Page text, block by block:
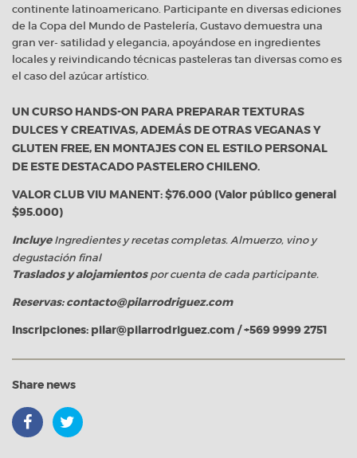
continente latinoamericano. Participante en diversas ediciones
de la Copa del Mundo de Pastelería, Gustavo demuestra una
gran ver- satilidad y elegancia, apoyándose en ingredientes
locales y reivindicando técnicas pasteleras tan diversas como es
el caso del azúcar artístico.
UN CURSO HANDS-ON PARA PREPARAR TEXTURAS
DULCES Y CREATIVAS, ADEMÁS DE OTRAS VEGANAS Y
GLUTEN FREE, EN MONTAJES CON EL ESTILO PERSONAL
DE ESTE DESTACADO PASTELERO CHILENO.
VALOR CLUB VIU MANENT: $76.000 (Valor público general
$95.000)
IncluyeIngredientes y recetas completas. Almuerzo, vino y
degustación final
Traslados y alojamientospor cuenta de cada participante.
Reservas:contacto@pilarrodriguez.com
Inscripciones: pilar@pilarrodriguez.com /+569 9999 2751
Share news